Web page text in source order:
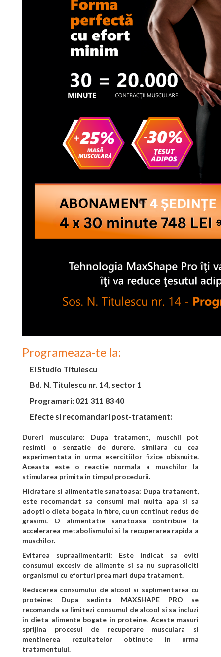
Programeaza-te la:
El Studio Titulescu
Bd. N. Titulescu nr. 14, sector 1
Programari: 021 311 83 40
Efecte si recomandari post-tratament:
Dureri musculare: Dupa tratament, muschii pot
resimti o senzatie de durere, similara cu cea
experimentata in urma exercitiilor fizice obisnuite.
Aceasta este o reactie normala a muschilor la
stimularea primita in timpul procedurii.
Hidratare si alimentatie sanatoasa: Dupa tratament,
este recomandat sa consumi mai multa apa si sa
adopti o dieta bogata in fibre, cu un continut redus de
grasimi. O alimentatie sanatoasa contribuie la
accelerarea metabolismului si la recuperarea rapida a
muschilor.
Evitarea supraalimentarii: Este indicat sa eviti
consumul excesiv de alimente si sa nu suprasoliciti
organismul cu eforturi prea mari dupa tratament.
Reducerea consumului de alcool si suplimentarea cu
proteine: Dupa sedinta MAXSHAPE PRO se
recomanda sa limitezi consumul de alcool si sa incluzi
in dieta alimente bogate in proteine. Aceste masuri
sprijina procesul de recuperare musculara si
mentinerea rezultatelor obtinute in urma
tratamentului.